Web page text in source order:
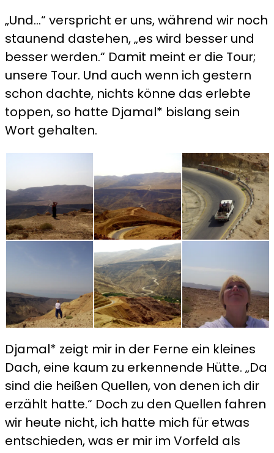
„Und…“ verspricht er uns, während wir noch
staunend dastehen, „es wird besser und
besser werden.“ Damit meint er die Tour;
unsere Tour. Und auch wenn ich gestern
schon dachte, nichts könne das erlebte
toppen, so hatte Djamal* bislang sein
Wort gehalten.
Djamal* zeigt mir in der Ferne ein kleines
Dach, eine kaum zu erkennende Hütte. „Da
sind die heißen Quellen, von denen ich dir
erzählt hatte.“ Doch zu den Quellen fahren
wir heute nicht, ich hatte mich für etwas
entschieden, was er mir im Vorfeld als